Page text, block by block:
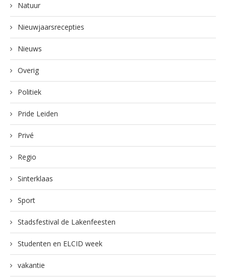
Natuur
Nieuwjaarsrecepties
Nieuws
Overig
Politiek
Pride Leiden
Privé
Regio
Sinterklaas
Sport
Stadsfestival de Lakenfeesten
Studenten en ELCID week
vakantie